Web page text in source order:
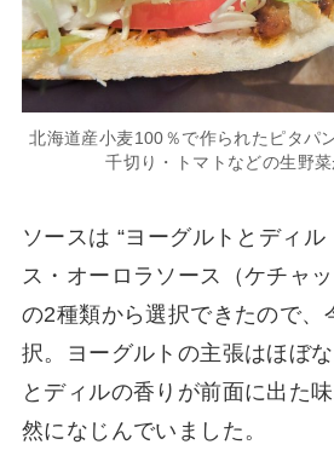
北海道産小麦100％で作られたピタパ
千切り・トマトなどの生野菜
ソースは “ヨーグルトとディ
ス・オーロラソース（ケチャ
の2種類から選択できたので、
択。ヨーグルトの主張はほぼ
とディルの香りが前面に出た
然になじんでいました。